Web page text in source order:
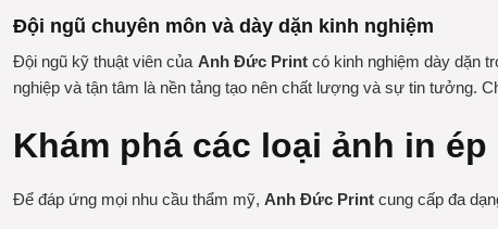
Đội ngũ chuyên môn và dày dặn kinh nghiệm
Đội ngũ kỹ thuật viên của Anh Đức Printcó kinh nghiệm dày dặn
nghiệp và tận tâm là nền tảng tạo nên chất lượng và sự tin tưởng.
Khám phá các loại ảnh in
Để đáp ứng mọi nhu cầu thẩm mỹ, Anh Đức Print cung cấp đa